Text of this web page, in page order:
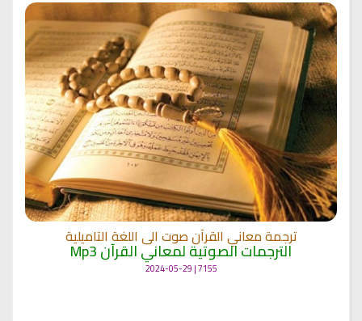
ترجمة معاني القرآن صوت الى اللغة التاميلية
الترجمات الصوتية لمعاني القرآن Mp3
7155 | 2024-05-29